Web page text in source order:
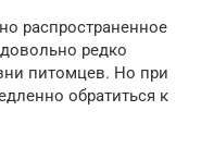
распространенное
редко
питомцев. Но при
обратиться к